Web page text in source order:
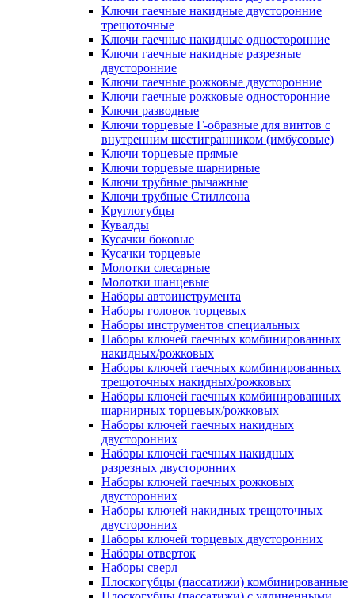
Ключи гаечные накидные двусторонние
трещоточные
Ключи гаечные накидные односторонние
Ключи гаечные накидные разрезные
двусторонние
Ключи гаечные рожковые двусторонние
Ключи гаечные рожковые односторонние
Ключи разводные
Ключи торцевые Г-образные для винтов с
внутренним шестигранником (имбусовые)
Ключи торцевые прямые
Ключи торцевые шарнирные
Ключи трубные рычажные
Ключи трубные Стиллсона
Круглогубцы
Кувалды
Кусачки боковые
Кусачки торцевые
Молотки слесарные
Молотки шанцевые
Наборы автоинструмента
Наборы головок торцевых
Наборы инструментов специальных
Наборы ключей гаечных комбинированных
накидных/рожковых
Наборы ключей гаечных комбинированных
трещоточных накидных/рожковых
Наборы ключей гаечных комбинированных
шарнирных торцевых/рожковых
Наборы ключей гаечных накидных
двусторонних
Наборы ключей гаечных накидных
разрезных двусторонних
Наборы ключей гаечных рожковых
двусторонних
Наборы ключей накидных трещоточных
двусторонних
Наборы ключей торцевых двусторонних
Наборы отверток
Наборы сверл
Плоскогубцы (пассатижи) комбинированные